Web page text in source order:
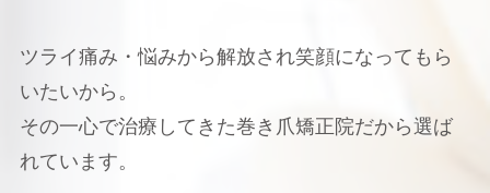
ツライ痛み・悩みから解放され笑顔になってもら
いたいから。
その一心で治療してきた巻き爪矯正院だから選ば
れています。